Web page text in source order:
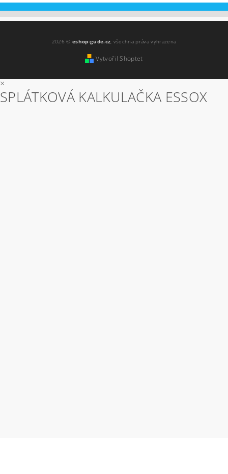
2026 ©eshop-gude.cz, všechna práva vyhrazena
Vytvořil Shoptet
×
SPLÁTKOVÁ KALKULAČKA ESSOX